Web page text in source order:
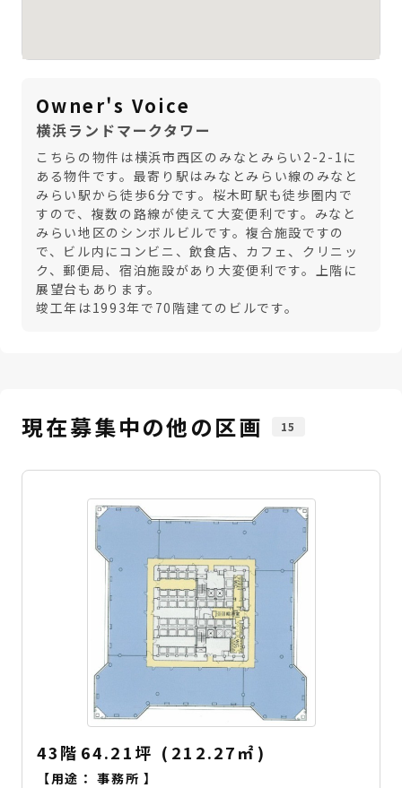
Owner's Voice
横浜ランドマークタワー
こちらの物件は横浜市西区のみなとみらい2-2-1に
ある物件です。最寄り駅はみなとみらい線のみなと
みらい駅から徒歩6分です。桜木町駅も徒歩圏内で
すので、複数の路線が使えて大変便利です。みなと
みらい地区のシンボルビルです。複合施設ですの
で、ビル内にコンビニ、飲食店、カフェ、クリニッ
ク、郵便局、宿泊施設があり大変便利です。上階に
展望台もあります。
竣工年は1993年で70階建てのビルです。
現在募集中の他の区画 15
43階 64.21坪 ( 212.27㎡ )
【用途：事務所 】